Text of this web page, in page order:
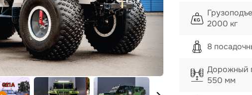
2000 кг
8
Дорожный
550 мм